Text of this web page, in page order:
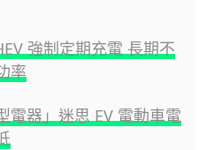
強制定期充電 長期不
率
電器」迷思 EV 電動車電